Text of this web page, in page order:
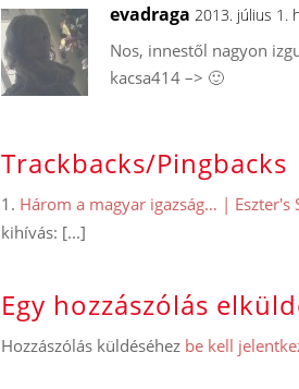
evadraga 2013. július 1.
Nos, innestől nagyon
kacsa414 –> 🙂
Trackbacks/Pingbacks
Három a magyar igazság… | Eszter's
kihívás: [...]
Egy hozzászólás
Hozzászólás küldéséhez be kell